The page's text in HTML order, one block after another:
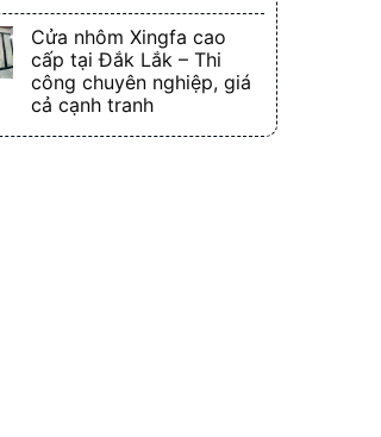
Cửa nhôm Xingfa cao
cấp tại Đắk Lắk – Thi
công chuyên nghiệp, giá
cả cạnh tranh